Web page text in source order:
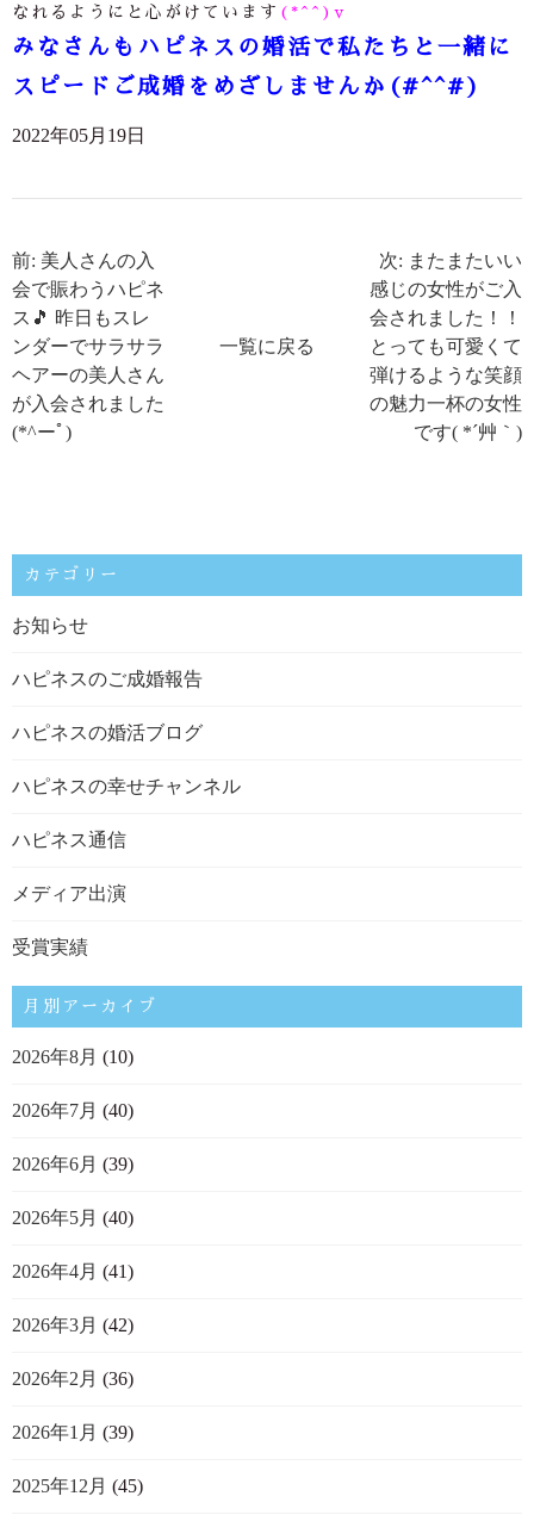
なれるようにと心がけています (*^^)v
みなさんもハピネスの婚活で私たちと一緒に
スピードご成婚をめざしませんか(#^^#)
2022年05月19日
前: 美人さんの入
会で賑わうハピネ
ス🎵 昨日もスレ
ンダーでサラサラ
ヘアーの美人さん
が入会されました
(*^ーﾟ)
一覧に戻る
次: またまたいい
感じの女性がご入
会されました！！
とっても可愛くて
弾けるような笑顔
の魅力一杯の女性
です( *´艸｀)
カテゴリー
お知らせ
ハピネスのご成婚報告
ハピネスの婚活ブログ
ハピネスの幸せチャンネル
ハピネス通信
メディア出演
受賞実績
月別アーカイブ
2026年8月 (10)
2026年7月 (40)
2026年6月 (39)
2026年5月 (40)
2026年4月 (41)
2026年3月 (42)
2026年2月 (36)
2026年1月 (39)
2025年12月 (45)